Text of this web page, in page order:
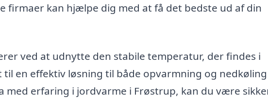
firmaer kan hjælpe dig med at få det bedste ud af din
ved at udnytte den stabile temperatur, der findes i
en effektiv løsning til både opvarmning og
med erfaring i jordvarme i Frøstrup, kan du være